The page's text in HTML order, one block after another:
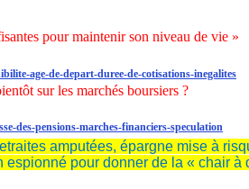
pour maintenir son niveau de vie »
age-de-depart-duree-de-cotisations-inegalites
sur les marchés boursiers ?
des-pensions-marches-financiers-speculation
amputées, épargne mise à
pour donner de la « chair à